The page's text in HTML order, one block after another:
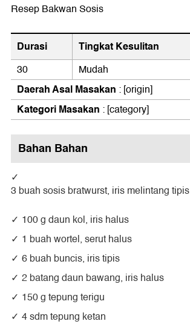
Resep Bakwan Sosis
Durasi Tingkat Kesulitan
30 Mudah
Daerah Asal Masakan : [origin]
Kategori Masakan :[category]
Bahan Bahan
3 buah sosis bratwurst, iris melintang tipis
100 g daun kol, iris halus
1 buah wortel, serut halus
6 buah buncis, iris tipis
2 batang daun bawang, iris halus
150 g tepung terigu
4 sdm tepung ketan